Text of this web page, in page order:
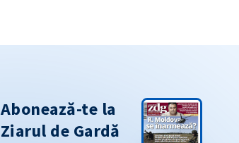
Abonează-te la
Ziarul de Gardă